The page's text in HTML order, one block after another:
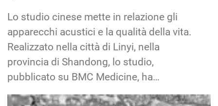
Lo studio cinese mette in relazione gli
apparecchi acustici e la qualità della vita.
Realizzato nella città di Linyi, nella
provincia di Shandong, lo studio,
pubblicato su BMC Medicine, ha…